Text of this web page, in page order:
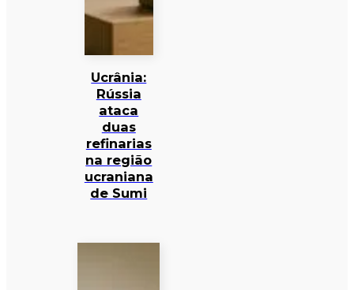
Ucrânia:
Rússia
ataca
duas
refinarias
na região
ucraniana
de Sumi